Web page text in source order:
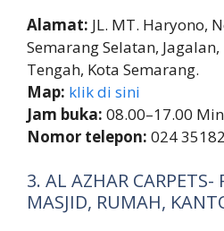
Alamat: JL. MT. Haryono,
Semarang Selatan, Jagalan,
Tengah, Kota Semarang.
Map: klik di sini
Jam buka: 08.00–17.00
Nomor telepon: 024
3. AL AZHAR CARPETS-
MASJID, RUMAH,